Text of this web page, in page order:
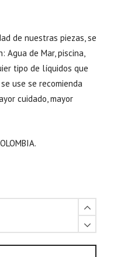
de nuestras piezas, se
de Mar, piscina,
tipo de líquidos que
use se recomienda
cuidado, mayor